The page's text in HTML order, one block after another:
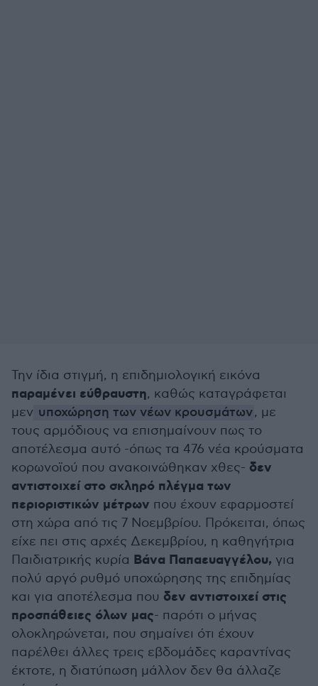
Την ίδια στιγμή, η επιδημιολογική εικόνα
παραμένει εύθραυστη, καθώς καταγράφεται
μεν υποχώρηση των νέων κρουσμάτων, με
τους αρμόδιους να επισημαίνουν πως το
αποτέλεσμα αυτό -όπως τα 476 νέα κρούσματα
κορωνοϊού που ανακοινώθηκαν χθες- δεν
αντιστοιχεί στο σκληρό πλέγμα των
περιοριστικών μέτρων που έχουν εφαρμοστεί
στη χώρα από τις 7 Νοεμβρίου. Πρόκειται, όπως
είχε πει στις αρχές Δεκεμβρίου, η καθηγήτρια
Παιδιατρικής κυρία Βάνα Παπαευαγγέλου, για
πολύ αργό ρυθμό υποχώρησης της επιδημίας
και για αποτέλεσμα που δεν αντιστοιχεί στις
προσπάθειες όλων μας- παρότι ο μήνας
ολοκληρώνεται, που σημαίνει ότι έχουν
παρέλθει άλλες τρεις εβδομάδες καραντίνας
έκτοτε, η διατύπωση μάλλον δεν θα άλλαζε